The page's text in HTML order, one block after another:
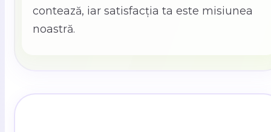
contează, iar satisfacția ta este misiunea
noastră.